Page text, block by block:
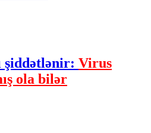
şiddətlənir: Virus
ola bilər